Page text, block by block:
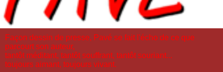
Façon dessin de presse, Pavé se fait l'écho de ce que
parcourt son auteur,
tantôt méditant, tantôt souffrant, tantôt souriant...
toujours aimant, toujours vivant.